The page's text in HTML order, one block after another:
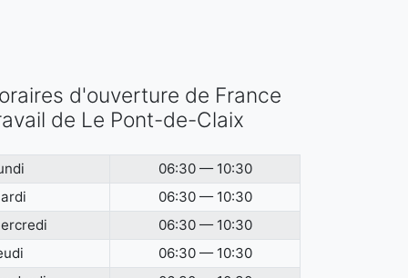
d'ouverture de France
de Le Pont-de-Claix
06:30 — 10:30
06:30 — 10:30
06:30 — 10:30
06:30 — 10:30